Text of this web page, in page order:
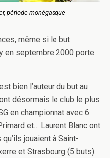
période monégasque
même si le but
en septembre 2000 porte
bien l’auteur du but au
désormais le club le plus
en championnat avec 6
et… Laurent Blanc ont
jouaient à Saint-
et Strasbourg (5 buts).